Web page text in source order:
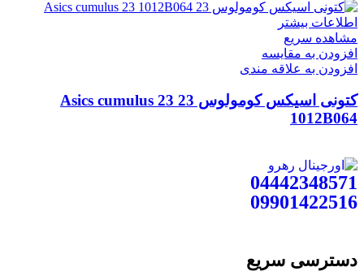
اطلاعات بیشتر
مشاهده سریع
افزودن به مقایسه
افزودن به علاقه مندی
کتونی اسیکس کومولوس 23 Asics cumulus 23
1012B064
04442348571
09901422516
دسترسی سریع